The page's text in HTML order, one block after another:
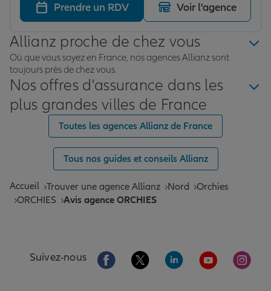
Prendre un RDV Voir l'agence
Allianz proche de chez vous
Où que vous soyez en France, nos agences Allianz sont
toujours près de chez vous.
Nos offres d'assurance dans les
plus grandes villes de France
Toutes les agences Allianz de France
Tous nos guides et conseils Allianz
Accueil Trouver une agence Allianz Nord
Orchies
ORCHIES
Avis agence ORCHIES
Suivez-nous Aller sur la page Facebook de Allianz
Aller sur la page Twitter de
Aller sur la page
Aller sur la
Aller